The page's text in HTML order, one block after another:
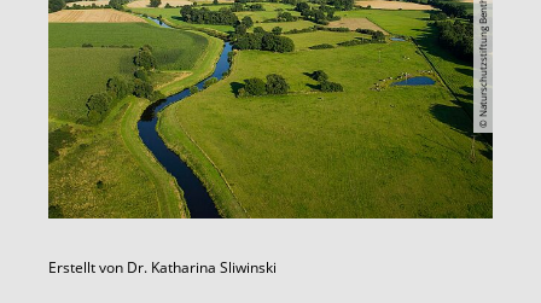
© Naturschutzstiftung Bentheim
Erstellt von Dr. Katharina Sliwinski